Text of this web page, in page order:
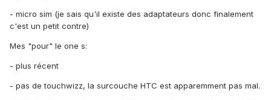
- micro sim (je sais qu'il existe des adaptateurs donc finalement
c'est un petit contre)
Mes "pour" le one s:
- plus récent
- pas de touchwizz, la surcouche HTC est apparemment pas mal.